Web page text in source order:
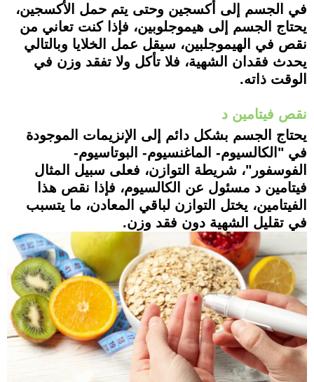
في الجسم إلى أكسجين وحتى يتم حمل الأكسجين،
يحتاج الجسم إلى هيموجلوبين، فإذا كنت تعاني من
نقص في الهيموجلبين، سيقل عمل الخلايا وبالتالي
يحدث فقدان الشهية، فلا تأكل ولا تفقد وزن في
الوقت ذاته.
نقص فيتامين د
يحتاج الجسم بشكل دائم إلى الإنزيمات الموجودة
في "الكالسيوم- الماغنسيوم- البوتاسيوم-
الفوسفور"، شريطة التوازن، فعلى سبيل المثال
فيتامين د مسئول عن الكالسيوم، فإذا نقص هذا
الفيتامين، يختل التوازن لباقي المعادن، ما يتسبب
في تقليل الشهية دون فقد وزن.